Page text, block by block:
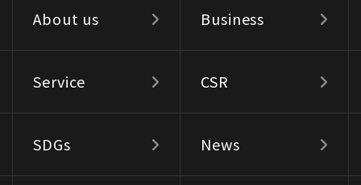
About us Business
Service CSR
SDGs News